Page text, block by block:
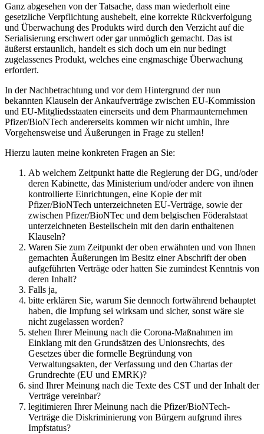
Ganz abgesehen von der Tatsache, dass man wiederholt eine
gesetzliche Verpflichtung aushebelt, eine korrekte Rückverfolgung
und Überwachung des Produkts wird durch den Verzicht auf die
Serialisierung erschwert oder gar unmöglich gemacht. Das ist
äußerst erstaunlich, handelt es sich doch um ein nur bedingt
zugelassenes Produkt, welches eine engmaschige Überwachung
erfordert.
In der Nachbetrachtung und vor dem Hintergrund der nun
bekannten Klauseln der Ankaufverträge zwischen EU-Kommission
und EU-Mitgliedsstaaten einerseits und dem Pharmaunternehmen
Pfizer/BioNTech andererseits kommen wir nicht umhin, Ihre
Vorgehensweise und Äußerungen in Frage zu stellen!
Hierzu lauten meine konkreten Fragen an Sie:
Ab welchem Zeitpunkt hatte die Regierung der DG, und/oder
deren Kabinette, das Ministerium und/oder andere von ihnen
kontrollierte Einrichtungen, eine Kopie der mit
Pfizer/BioNTech unterzeichneten EU-Verträge, sowie der
zwischen Pfizer/BioNTec und dem belgischen Föderalstaat
unterzeichneten Bestellschein mit den darin enthaltenen
Klauseln?
Waren Sie zum Zeitpunkt der oben erwähnten und von Ihnen
gemachten Äußerungen im Besitz einer Abschrift der oben
aufgeführten Verträge oder hatten Sie zumindest Kenntnis von
deren Inhalt?
Falls ja,
bitte erklären Sie, warum Sie dennoch fortwährend behauptet
haben, die Impfung sei wirksam und sicher, sonst wäre sie
nicht zugelassen worden?
stehen Ihrer Meinung nach die Corona-Maßnahmen im
Einklang mit den Grundsätzen des Unionsrechts, des
Gesetzes über die formelle Begründung von
Verwaltungsakten, der Verfassung und den Chartas der
Grundrechte (EU und EMRK)?
sind Ihrer Meinung nach die Texte des CST und der Inhalt der
Verträge vereinbar?
legitimieren Ihrer Meinung nach die Pfizer/BioNTech-
Verträge die Diskriminierung von Bürgern aufgrund ihres
Impfstatus?